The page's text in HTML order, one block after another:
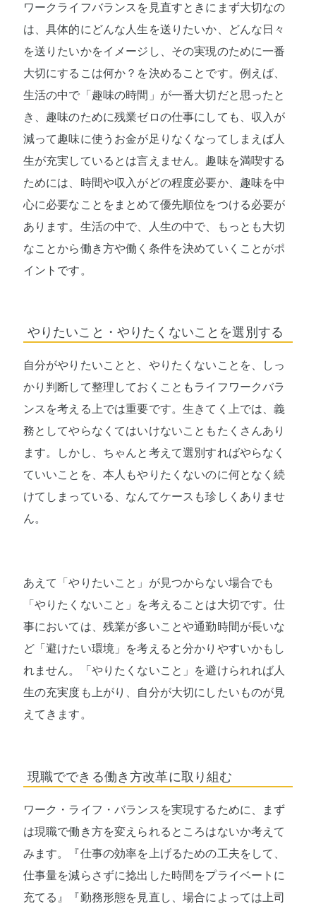
ワークライフバランスを見直すときにまず大切なの
は、具体的にどんな人生を送りたいか、どんな日々
を送りたいかをイメージし、その実現のために一番
大切にするこは何か？を決めることです。例えば、
生活の中で「趣味の時間」が一番大切だと思ったと
き、趣味のために残業ゼロの仕事にしても、収入が
減って趣味に使うお金が足りなくなってしまえば人
生が充実しているとは言えません。趣味を満喫する
ためには、時間や収入がどの程度必要か、趣味を中
心に必要なことをまとめて優先順位をつける必要が
あります。生活の中で、人生の中で、もっとも大切
なことから働き方や働く条件を決めていくことがポ
イントです。
やりたいこと・やりたくないことを選別する
自分がやりたいことと、やりたくないことを、しっ
かり判断して整理しておくこともライフワークバラ
ンスを考える上では重要です。生きてく上では、義
務としてやらなくてはいけないこともたくさんあり
ます。しかし、ちゃんと考えて選別すればやらなく
ていいことを、本人もやりたくないのに何となく続
けてしまっている、なんてケースも珍しくありませ
ん。
あえて「やりたいこと」が見つからない場合でも
「やりたくないこと」を考えることは大切です。仕
事においては、残業が多いことや通勤時間が長いな
ど「避けたい環境」を考えると分かりやすいかもし
れません。「やりたくないこと」を避けられれば人
生の充実度も上がり、自分が大切にしたいものが見
えてきます。
現職でできる働き方改革に取り組む
ワーク・ライフ・バランスを実現するために、まず
は現職で働き方を変えられるところはないか考えて
みます。『仕事の効率を上げるための工夫をして、
仕事量を減らさずに捻出した時間をプライベートに
充てる』『勤務形態を見直し、場合によっては上司